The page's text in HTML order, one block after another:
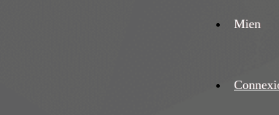
Mien